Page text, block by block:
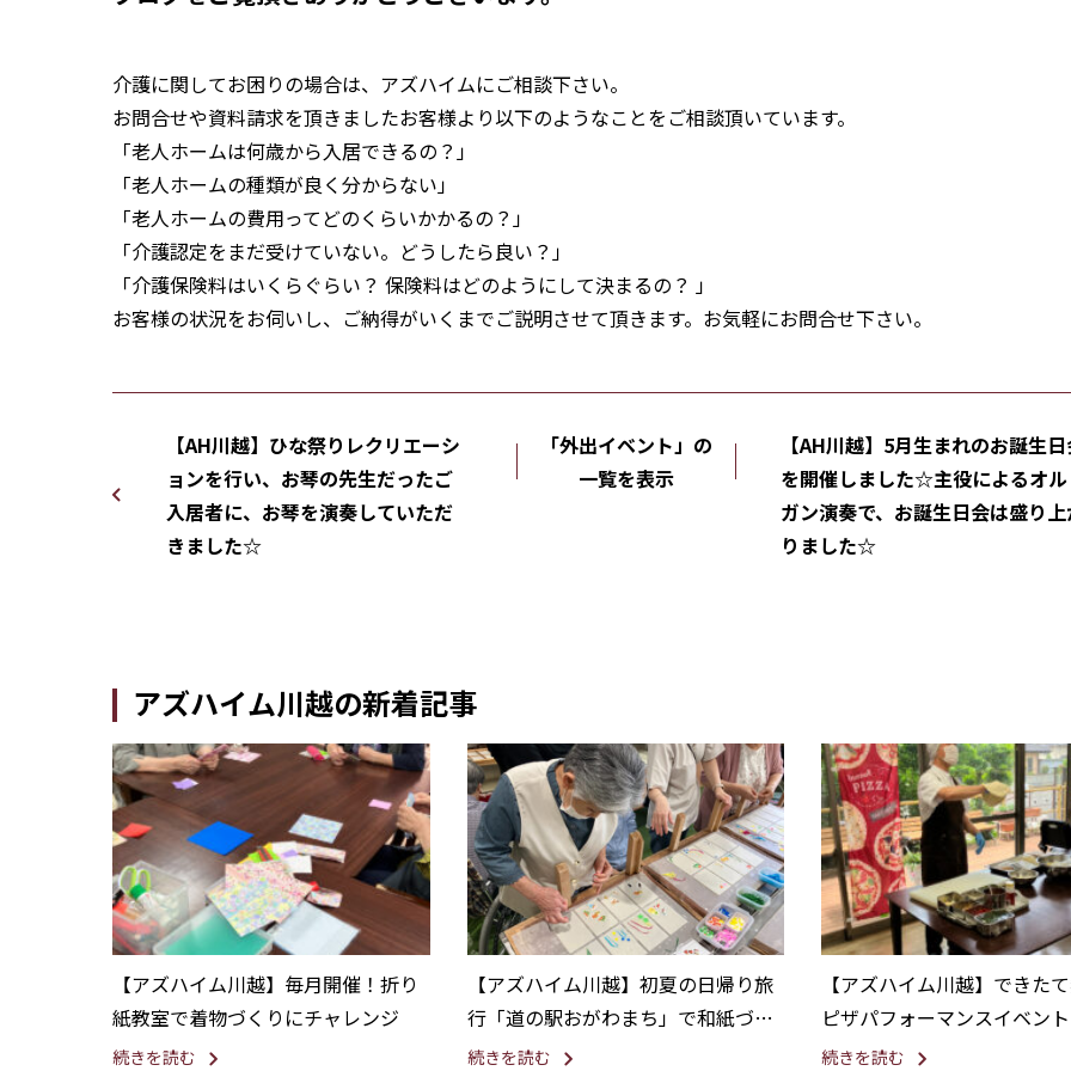
介護に関してお困りの場合は、アズハイムにご相談下さい。
お問合せや資料請求を頂きましたお客様より以下のようなことをご相談頂いています。
「老人ホームは何歳から入居できるの？」
「老人ホームの種類が良く分からない」
「老人ホームの費用ってどのくらいかかるの？」
「介護認定をまだ受けていない。どうしたら良い？」
「介護保険料はいくらぐらい？ 保険料はどのようにして決まるの？ 」
お客様の状況をお伺いし、ご納得がいくまでご説明させて頂きます。お気軽にお問合せ下さい。
【AH川越】ひな祭りレクリエーシ
ョンを行い、お琴の先生だったご
入居者に、お琴を演奏していただ
きました☆
【AH川越】5月生まれのお誕生
を開催しました☆主役によるオル
ガン演奏で、お誕生日会は盛り
りました☆
「外出イベント」の
一覧を表示
アズハイム川越の新着記事
【アズハイム川越】毎月開催！折り
紙教室で着物づくりにチャレンジ
続きを読む
【アズハイム川越】初夏の日帰り旅
行「道の駅おがわまち」で和紙づく
りと地元グルメを満喫
続きを読む
【アズハイム川越】できた
ピザパフォーマンスイベン
続きを読む